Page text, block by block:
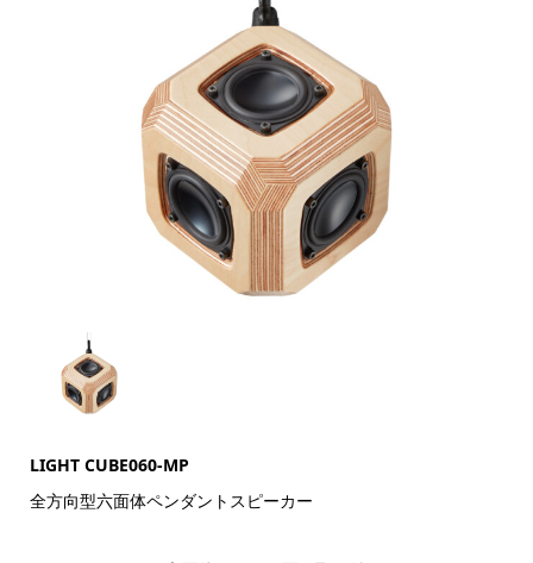
LIGHT CUBE060-MP
全方向型六面体ペンダントスピーカー